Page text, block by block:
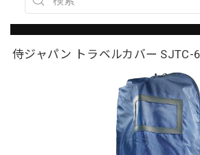
侍ジャパン トラベルカバー SJTC-